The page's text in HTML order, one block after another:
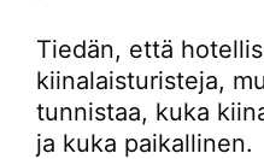
Tiedän, että
kiinalaisturisteja,
tunnistaa, kuka
ja kuka paikallinen.